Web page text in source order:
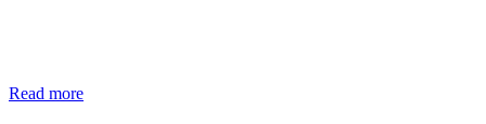
Read more